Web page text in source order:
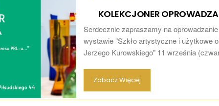
KOLEKCJONER OPROWADZA
Serdecznie zapraszamy na
wystawie "Szkło artystyczne i użytkowe
Jerzego Kurowskiego" 11 września
Zobacz Więcej